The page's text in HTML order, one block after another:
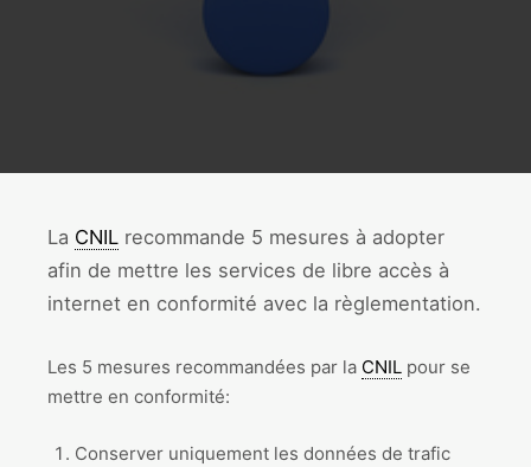
La CNIL recommande 5 mesures à adopter
afin de mettre les services de libre accès à
internet en conformité avec la règlementation.
Les 5 mesures recommandées par la CNIL pour se
mettre en conformité:
Conserver uniquement les données de trafic